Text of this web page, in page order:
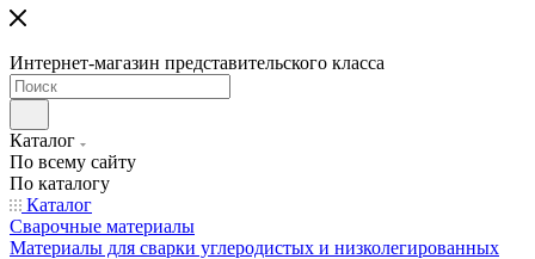
Интернет-магазин представительского класса
Каталог
По всему сайту
По каталогу
Каталог
Сварочные материалы
Материалы для сварки углеродистых и низколегированных